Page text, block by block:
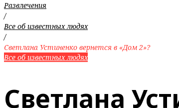
Развлечения
/
Все об известных людях
/
Светлана Устиненко вернется в «Дом 2»?
Все об известных людях
Светлана